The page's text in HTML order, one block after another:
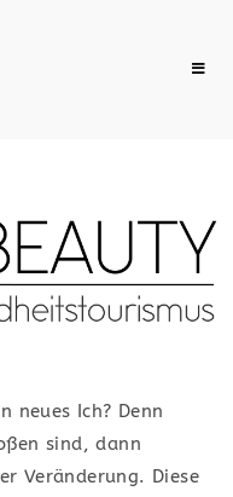
Ausland, um
neues Ich? Denn
sind, dann
Veränderung. Diese